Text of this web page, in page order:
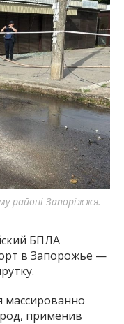
районі Запоріжжя.
БПЛА
в Запорожье —
массированно
применив